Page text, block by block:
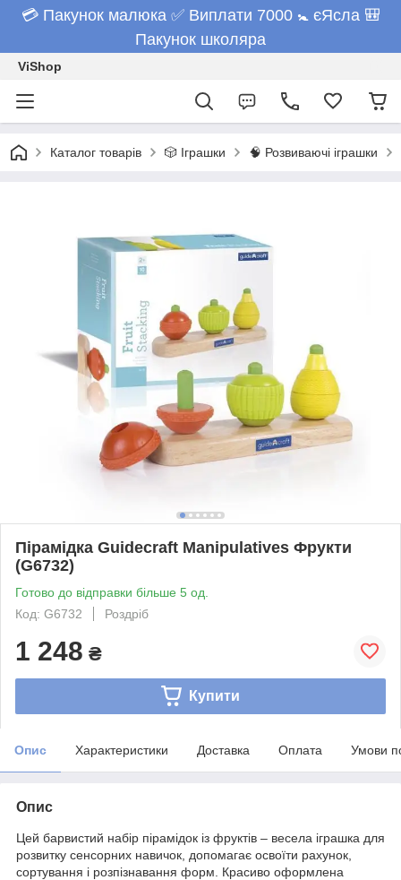
💳 Пакунок малюка ✅ Виплати 7000 🚼 єЯсла 🎒
Пакунок школяра
ViShop
Каталог товарів 🎲 Іграшки 🧠 Розвиваючі іграшки
Пірамідка Guidecraft Manipulatives Фрукти
(G6732)
Готово до відправки більше 5 од.
Код: G6732
Роздріб
1 248 ₴
Купити
Опис Характеристики Доставка Оплата Умови
Опис
Цей барвистий набір пірамідок із фруктів – весела іграшка для
розвитку сенсорних навичок, допомагає освоїти рахунок,
сортування і розпізнавання форм. Красиво оформлена